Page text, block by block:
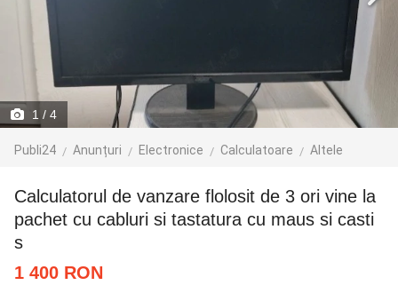
1 / 4
Publi24 Anunțuri Electronice Calculatoare Altele
calculatorul de vanzare flolosit de 3 ori vine la
pachet cu cabluri si tastatura cu maus si casti
s
1 400 RON